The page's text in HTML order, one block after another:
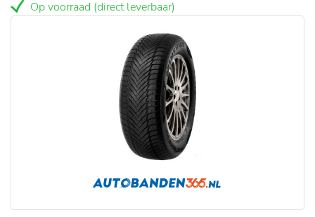
Op voorraad (direct leverbaar)